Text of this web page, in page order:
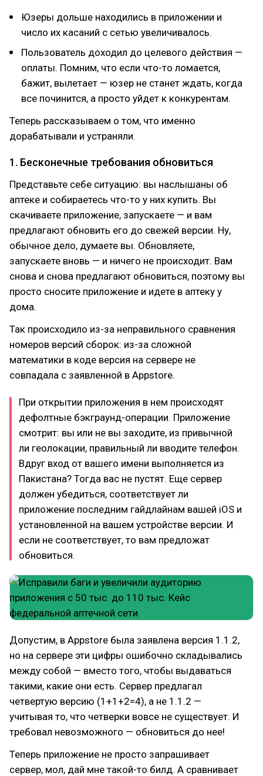
Юзеры дольше находились в приложении и
число их касаний с сетью увеличивалось.
Пользователь доходил до целевого действия —
оплаты. Помним, что если что-то ломается,
бажит, вылетает — юзер не станет ждать, когда
все починится, а просто уйдет к конкурентам.
Теперь рассказываем о том, что именно
дорабатывали и устраняли.
1. Бесконечные требования обновиться
Представьте себе ситуацию: вы наслышаны об
аптеке и собираетесь что-то у них купить. Вы
скачиваете приложение, запускаете — и вам
предлагают обновить его до свежей версии. Ну,
обычное дело, думаете вы. Обновляете,
запускаете вновь — и ничего не происходит. Вам
снова и снова предлагают обновиться, поэтому вы
просто сносите приложение и идете в аптеку у
дома.
Так происходило из-за неправильного сравнения
номеров версий сборок: из-за сложной
математики в коде версия на сервере не
совпадала с заявленной в Appstore.
При открытии приложения в нем происходят
дефолтные бэкграунд-операции. Приложение
смотрит: вы или не вы заходите, из привычной
ли геолокации, правильный ли вводите телефон.
Вдруг вход от вашего имени выполняется из
Пакистана? Тогда вас не пустят. Еще сервер
должен убедиться, соответствует ли
приложение последним гайдлайнам вашей iOS и
установленной на вашем устройстве версии. И
если не соответствует, то вам предложат
обновиться.
Допустим, в Appstore была заявлена версия 1.1.2,
но на сервере эти цифры ошибочно складывались
между собой — вместо того, чтобы выдаваться
такими, какие они есть. Сервер предлагал
четвертую версию (1+1+2=4), а не 1.1.2 —
учитывая то, что четверки вовсе не существует. И
требовал невозможного — обновиться до нее!
Теперь приложение не просто запрашивает
сервер, мол, дай мне такой-то билд. А сравнивает